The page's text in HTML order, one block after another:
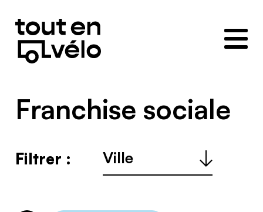
Toutenvélo
–
Coopératives
cyclologistique
Franchise sociale
Filtrer :
Ville
: